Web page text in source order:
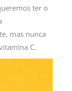
ter o
mas nunca
C.